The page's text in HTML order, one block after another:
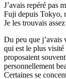
J’avais repéré pas
Fuji depuis Tokyo,
Je les trouvais
Du peu que j’avais
qui est le plus
proposaient
personnellement
Certaines se